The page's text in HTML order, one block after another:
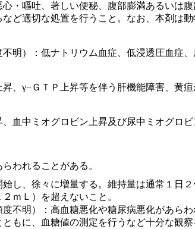
嘔吐、著しい便秘、腹部膨満あるいは
ど適切な処置を行うこと。なお、本剤は
）：低ナトリウム血症、低浸透圧血症
γ−ＧＴＰ上昇等を伴う肝機能障害、黄
中ミオグロビン上昇及び尿中ミオグロ
われることがある。
不明）：高血糖悪化や糖尿病悪化があら
もに、血糖値の測定を行うなど十分な観
し、徐々に増量する。維持量は通常１日
ｍＬ）を超えないこと。